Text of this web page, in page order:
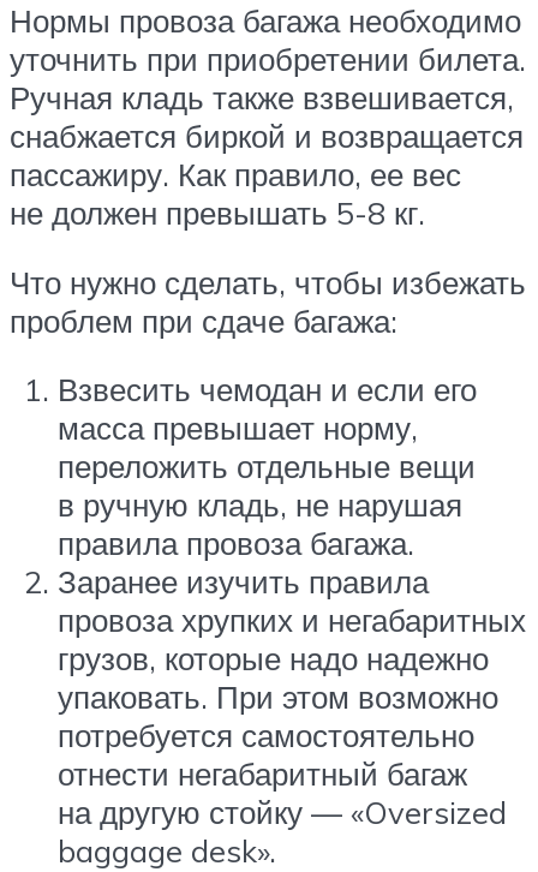
Нормы провоза багажа необходимо
уточнить при приобретении билета.
Ручная кладь также взвешивается,
снабжается биркой и возвращается
пассажиру. Как правило, ее вес
не должен превышать 5-8 кг.
Что нужно сделать, чтобы избежать
проблем при сдаче багажа:
Взвесить чемодан и если его
масса превышает норму,
переложить отдельные вещи
в ручную кладь, не нарушая
правила провоза багажа.
Заранее изучить правила
провоза хрупких и негабаритных
грузов, которые надо надежно
упаковать. При этом возможно
потребуется самостоятельно
отнести негабаритный багаж
на другую стойку — «Oversized
baggage desk».